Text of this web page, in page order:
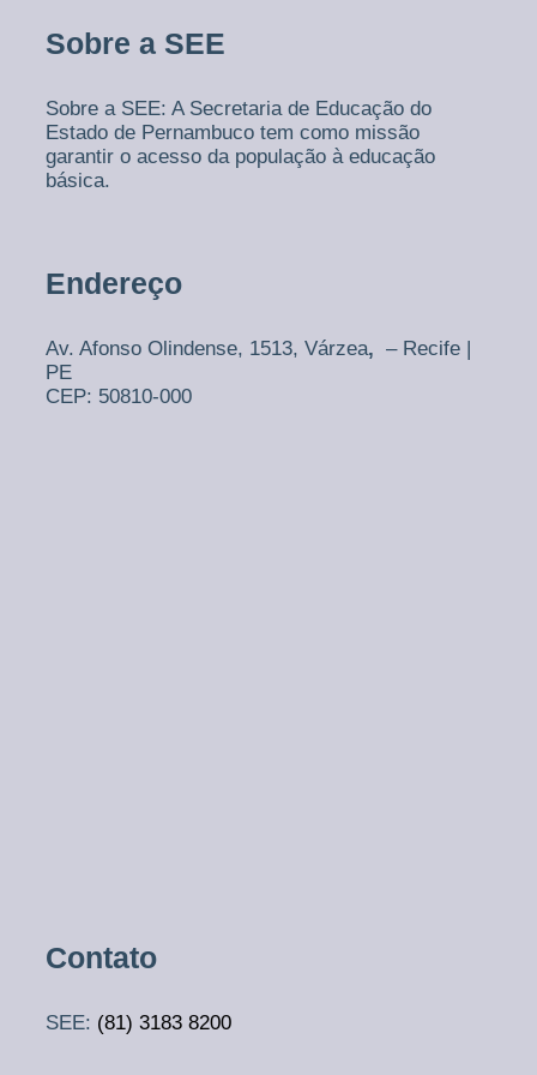
Sobre a SEE
Sobre a SEE: A Secretaria de Educação do
Estado de Pernambuco tem como missão
garantir o acesso da população à educação
básica.
Endereço
Av. Afonso Olindense, 1513, Várzea, – Recife |
PE
CEP: 50810-000
Contato
SEE: (81) 3183 8200